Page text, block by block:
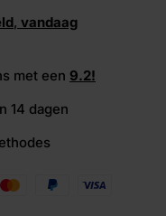
, vandaag
met een 9.2!
14 dagen